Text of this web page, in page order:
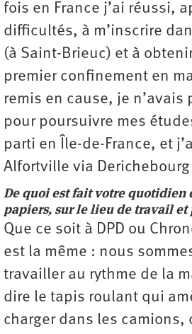
fois en France j’ai réussi,
difficultés, à m’inscrire
(à Saint-Brieuc) et à
premier confinement en
remis en cause, je n’avais
pour poursuivre mes
parti en Île-de-France, et
Alfortville via
De quoi est fait votre quotidien
papiers, sur le lieu de travail et
Que ce soit à DPD ou
est la même : nous
travailler au rythme de la
dire le tapis roulant qui
charger dans les camions,